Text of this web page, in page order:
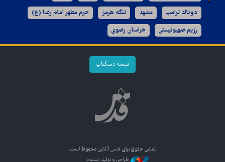
دونالد ترامپ مشهد تنگه هرمز حرم مطهر امام رضا (ع)
رژیم صهیونیستی خراسان رضوی
نسخه دسکتاپ
تمامی حقوق برای قدس آنلاین محفوظ است.
طراحی و تولید: نستوه